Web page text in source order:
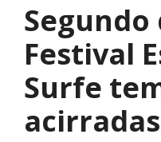
Segundo
Festival
Surfe
acirradas